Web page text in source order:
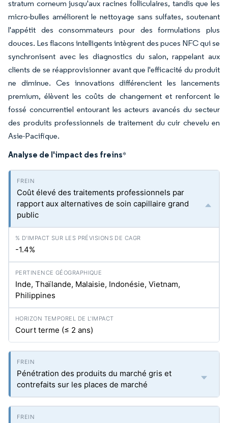
stratum corneum jusqu'aux racines folliculaires, tandis que les
micro-bulles améliorent le nettoyage sans sulfates, soutenant
l'appétit des consommateurs pour des formulations plus
douces. Les flacons intelligents intègrent des puces NFC qui se
synchronisent avec les diagnostics du salon, rappelant aux
clients de se réapprovisionner avant que l'efficacité du produit
ne diminue. Ces innovations différencient les lancements
premium, élèvent les coûts de changement et renforcent le
fossé concurrentiel entourant les acteurs avancés du secteur
des produits professionnels de traitement du cuir chevelu en
Asie-Pacifique.
Analyse de l'impact des freins*
Coût élevé des traitements professionnels par
rapport aux alternatives de soin capillaire grand
public
-1.4%
Inde, Thaïlande, Malaisie, Indonésie, Vietnam,
Philippines
Court terme (≤ 2 ans)
Pénétration des produits du marché gris et
contrefaits sur les places de marché